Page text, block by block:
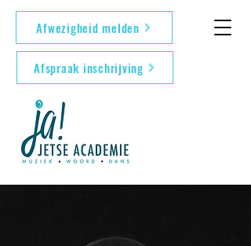
Afwezigheid melden
Afspraak inschrijving